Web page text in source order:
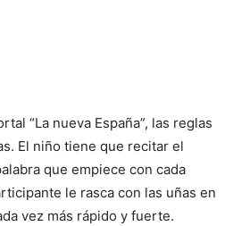
“La nueva España”, las reglas
El niño tiene que recitar el
que empiece con cada
le rasca con las uñas en
vez más rápido y fuerte.